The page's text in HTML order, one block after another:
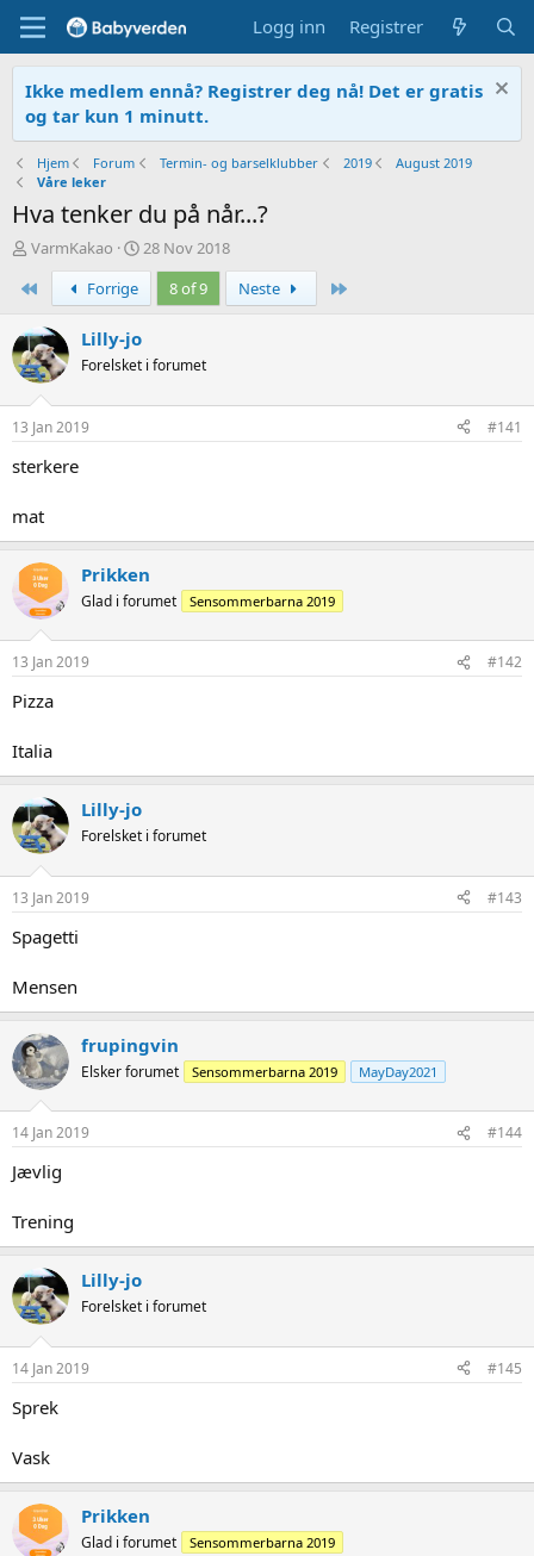
Logg inn Registrer
Ikke medlem ennå? Registrer deg nå! Det er gratis
og tar kun 1 minutt.
Hjem Forum Termin- og barselklubber 2019
August 2019
Våre leker
Hva tenker du på når...?
T
å
s
t
a
r
t
e
r
VarmKakao
O
p
r
t
t
28 Nov 2018
Forrige 8 of 9 Neste
Lilly-jo
Forelsket i forumet
13 Jan 2019 #141
sterkere
mat
Prikken
Glad i forumet Sensommerbarna 2019
13 Jan 2019 #142
Pizza
Italia
Lilly-jo
Forelsket i forumet
13 Jan 2019 #143
Spagetti
Mensen
frupingvin
Elsker forumet Sensommerbarna 2019 MayDay2021
14 Jan 2019 #144
Jævlig
Trening
Lilly-jo
Forelsket i forumet
14 Jan 2019 #145
Sprek
Vask
Prikken
Glad i forumet Sensommerbarna 2019